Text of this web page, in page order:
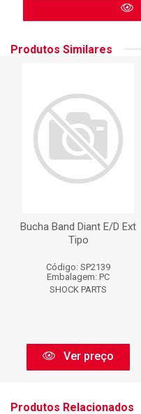
Produtos Similares
Bucha Band Diant E/D Ext
Tipo
Código: SP2139
Embalagem: PC
SHOCK PARTS
Ver preço
Produtos Relacionados